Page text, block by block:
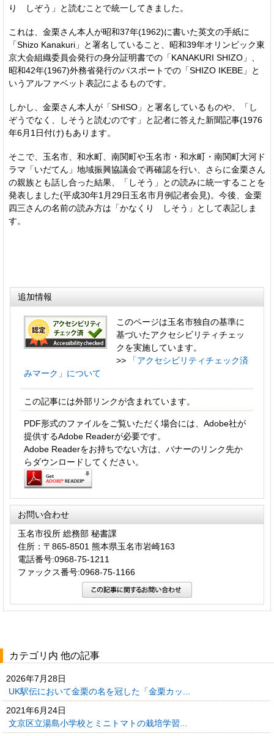
り しぞう」と読むことで統一してきました。
これは、金栗さん本人が昭和37年(1962)に書いた英文の手紙に
「Shizo Kanakuri」と署名していること、昭和39年オリンピック東
京大会組織委員会発行の身分証明書での「KANAKURI SHIZO」、
昭和42年(1967)外務省発行のパスポートでの「SHIZO IKEBE」と
いうアルファベット表記によるものです。
しかし、金栗さん本人が「SHISO」と署名しているものや、「し
ぞうでなく、しそうと読むのです」と記者に答えた新聞記事(1976
年6月1日付け)もあります。
そこで、玉名市、和水町、南関町や玉名市・和水町・南関町大河ド
ラマ「いだてん」地域振興協議会で再確認を行い、さらに金栗さん
の親族とも話し合った結果、「しそう」との読みに統一することを
発表しました(平成30年1月29日玉名市月例記者会見)。今後、金栗
四三さんの名前の読み方は「かなくり しそう」として表記しま
す。
追加情報
このページは玉名市独自の基準に
基づいたアクセシビリティチェッ
クを実施しています。
>>
「アクセシビリティチェック済
みマーク」について
この記事には外部リンクが含まれています。
PDF形式のファイルをご覧いただく場合には、Adobe社が
提供するAdobe Readerが必要です。
Adobe Readerをお持ちでない方は、バナーのリンク先か
らダウンロードしてください。
お問い合わせ
玉名市役所 総務部 秘書課
住所：〒865-8501 熊本県玉名市岩崎163
電話番号:0968-75-1211
ファックス番号:0968-75-1166
カテゴリ内 他の記事
2026年7月28日
UK駅伝において金栗の名を冠した「金栗カッ...
2021年6月24日
文京区立湯島小学校とミニトマトの栽培学習...